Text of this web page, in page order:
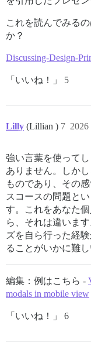
これを読んでみる
か？
Discussing-Design-
「いいね！」 5
Lilly (Lillian ) 7
強い言葉を使って
ありません。しか
ものであり、その
スコースの問題と
す。これをあなた
ら、それは違いま
ズを自ら行った経
ることがいかに難
編集：例はこちら -
modals in mobile view
「いいね！」 6